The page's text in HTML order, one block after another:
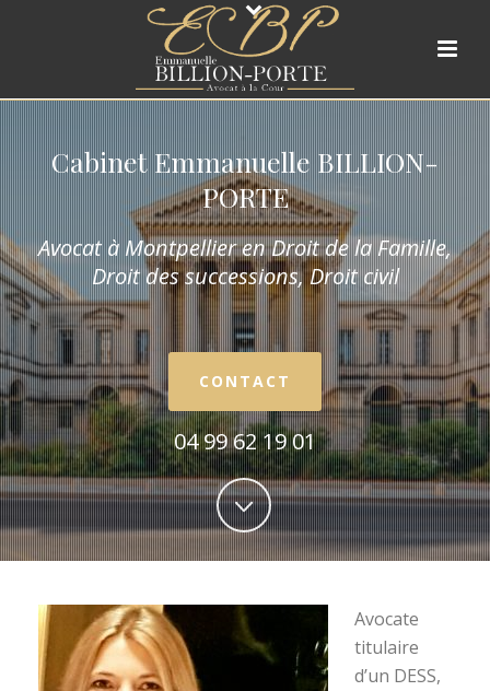
Cabinet Emmanuelle BILLION-
PORTE
Avocat à Montpellier en Droit de la Famille,
Droit des successions, Droit civil
CONTACT
04 99 62 19 01
Avocate
titulaire
d’un DESS,